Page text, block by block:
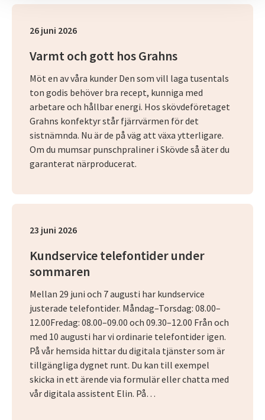
26 juni 2026
Varmt och gott hos Grahns
Möt en av våra kunder Den som vill laga tusentals
ton godis behöver bra recept, kunniga med
arbetare och hållbar energi. Hos skövdeföretaget
Grahns konfektyr står fjärrvärmen för det
sistnämnda. Nu är de på väg att växa ytterligare.
Om du mumsar punschpraliner i Skövde så äter du
garanterat närproducerat.
23 juni 2026
Kundservice telefontider under
sommaren
Mellan 29 juni och 7 augusti har kundservice
justerade telefontider. Måndag–Torsdag: 08.00–
12.00Fredag: 08.00–09.00 och 09.30–12.00 Från och
med 10 augusti har vi ordinarie telefontider igen.
På vår hemsida hittar du digitala tjänster som är
tillgängliga dygnet runt. Du kan till exempel
skicka in ett ärende via formulär eller chatta med
vår digitala assistent Elin. På…